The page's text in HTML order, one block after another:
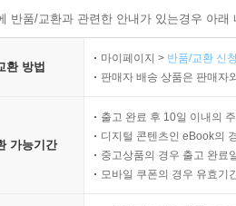
반품/교환과 관련한 안내가 있는경우 아
환 방법
마이페이지 > 반품/교환 신
판매자 배송 상품은 판매자
가능기간
출고 완료 후 10일 이내의
디지털 콘텐츠인 eBook의
중고상품의 경우 출고 완료
모바일 쿠폰의 경우 유효기